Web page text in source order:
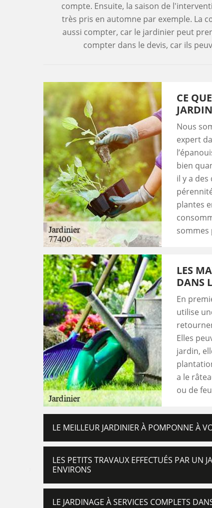
compte. Ensuite, la saison de
très pris en automne par exemple. La
aussi compter, car le jardinier peut
compter dans le devis, car ils
CE
Nous
expert
bien
il y a
plantes
LES
DANS
En
utilise
Elles
jardin,
a le
ou de
LE MEILLEUR JARDINIER À POMPONNE À
LES PETITS TRAVAUX EFFECTUÉS PAR UN
ENVIRONS
LE JARDINAGE À SERVICES COMPLETS